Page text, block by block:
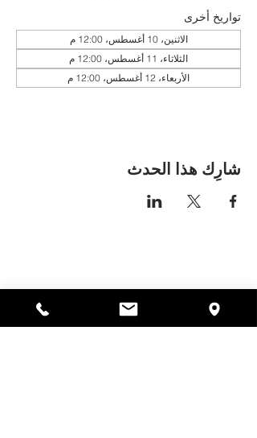
تواريخ أخرى
الاثنين، 10 أغسطس، 12:00 م
الثلاثاء، 11 أغسطس، 12:00 م
الأربعاء، 12 أغسطس، 12:00 م
شارِك هذا الحدث
297 شارع سنترال جاردنر،
ماساتشوستس 01440